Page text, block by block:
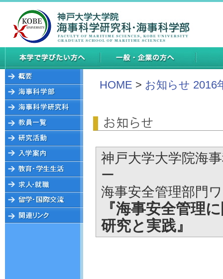
HOME > お知らせ 2016
神戸大学大学院海
ー
海事安全管理部門
『海事安全管理
研究と実践』